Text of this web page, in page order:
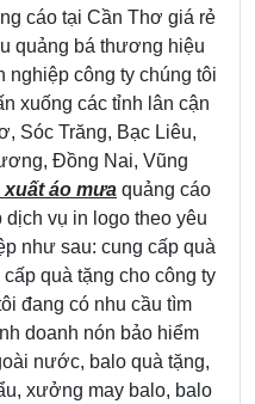
cáo tại Cần Thơ giá rẻ
quảng bá thương hiệu
nghiệp công ty chúng tôi
xuống các tỉnh lân cận
Sóc Trăng, Bạc Liêu,
Đồng Nai, Vũng
áo mưa quảng cáo
vụ in logo theo yêu
như sau: cung cấp quà
quà tặng cho công ty
đang có nhu cầu tìm
doanh nón bảo hiểm
nước, balo quà tặng,
xưởng may balo, balo